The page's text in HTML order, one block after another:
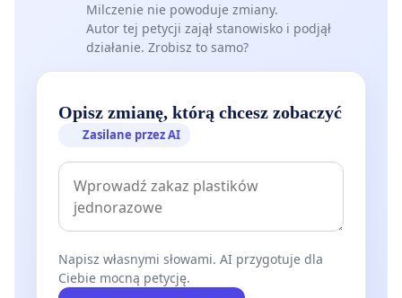
Milczenie nie powoduje zmiany.
Autor tej petycji zajął stanowisko i podjął
działanie. Zrobisz to samo?
Opisz zmianę, którą chcesz zobaczyć
Zasilane przez AI
Napisz własnymi słowami. AI przygotuje dla
Ciebie mocną petycję.